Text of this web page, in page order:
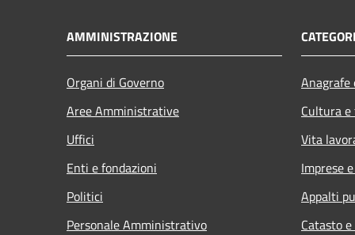
AMMINISTRAZIONE
Organi di Governo
Aree Amministrative
Uffici
Enti e fondazioni
Politici
Personale Amministrativo
Cultura
Vita
Imprese
Appalti
Catasto